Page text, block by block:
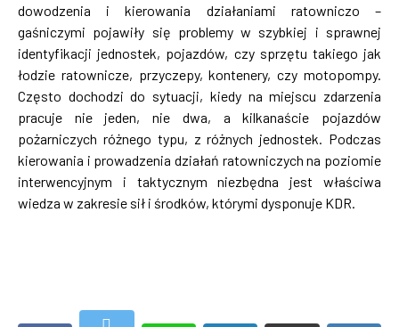
dowodzenia i kierowania działaniami ratowniczo –
gaśniczymi pojawiły się problemy w szybkiej i sprawnej
identyfikacji jednostek, pojazdów, czy sprzętu takiego jak
łodzie ratownicze, przyczepy, kontenery, czy motopompy.
Często dochodzi do sytuacji, kiedy na miejscu zdarzenia
pracuje nie jeden, nie dwa, a kilkanaście pojazdów
pożarniczych różnego typu, z różnych jednostek. Podczas
kierowania i prowadzenia działań ratowniczych na poziomie
interwencyjnym i taktycznym niezbędna jest właściwa
wiedza w zakresie sił i środków, którymi dysponuje KDR.